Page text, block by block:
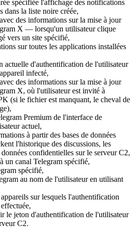
spécifiée l'affichage des notifications
dans la liste noire créée,
des informations sur la mise à jour
X — lorsqu'un utilisateur clique
vers un site spécifié,
sur toutes les applications installées
actuelle d'authentification de l'utilisateur
infecté,
des informations sur la mise à jour
X, où l'utilisateur est invité à
(si le fichier est manquant, le cheval de
Premium de l'interface de
actuel,
à partir des bases de données
l'historique des discussions, les
données confidentielles sur le serveur C2,
un canal Telegram spécifié,
spécifié,
au nom de l'utilisateur en utilisant
sur lesquels l'authentification
le jeton d'authentification de l'utilisateur
C2.